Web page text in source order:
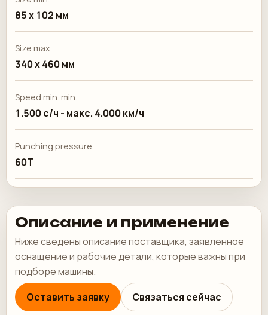
85 х 102 мм
Size max.
340 х 460 мм
Speed min. min.
1.500 с/ч - макс. 4.000 км/ч
Punching pressure
60Т
Описание и применение
Ниже сведены описание поставщика, заявленное
оснащение и рабочие детали, которые важны при
подборе машины.
Оставить заявку
Связаться сейчас